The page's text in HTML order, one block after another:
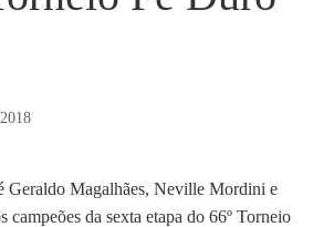
Geraldo Magalhães, Neville Mordini e
campeões da sexta etapa do 66º Torneio